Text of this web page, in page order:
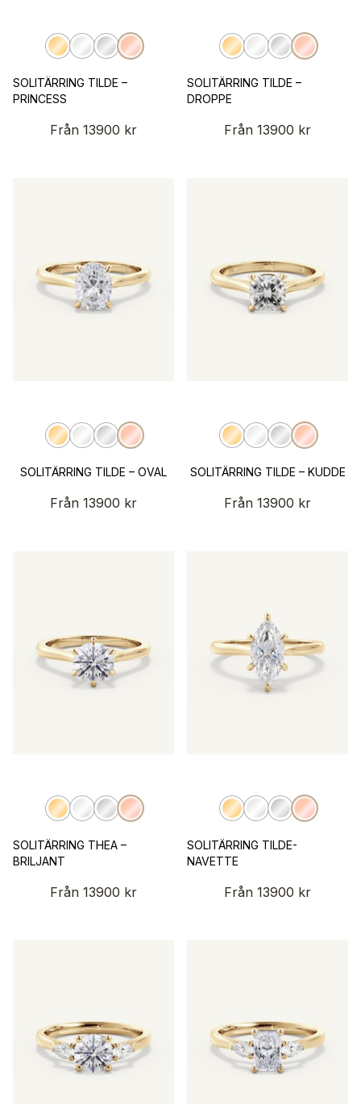
SOLITÄRRING TILDE –
PRINCESS
Från 13900 kr
SOLITÄRRING TILDE –
DROPPE
Från 13900 kr
SOLITÄRRING TILDE – OVAL
Från 13900 kr
SOLITÄRRING TILDE – KUDDE
Från 13900 kr
SOLITÄRRING THEA –
BRILJANT
Från 13900 kr
SOLITÄRRING TILDE-
NAVETTE
Från 13900 kr